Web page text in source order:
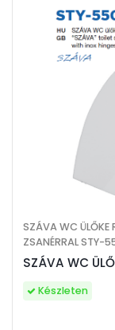
SZÁVA WC
SZÁVA WC ÜLŐKE
ZSANÉRRAL STY-
Készleten